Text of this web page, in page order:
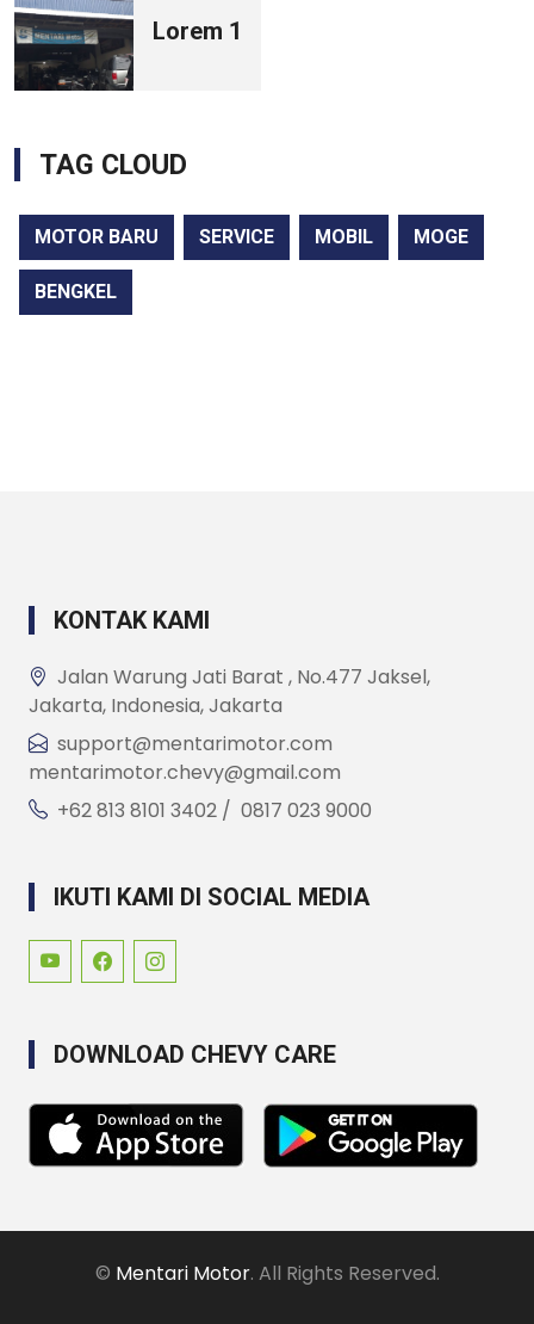
Lorem 1
TAG CLOUD
MOTOR BARU SERVICE MOBIL MOGE
BENGKEL
KONTAK KAMI
Jalan Warung Jati Barat , No.477 Jaksel,
Jakarta, Indonesia, Jakarta
support@mentarimotor.com
mentarimotor.chevy@gmail.com
+62 813 8101 3402 / 0817 023 9000
IKUTI KAMI DI SOCIAL MEDIA
DOWNLOAD CHEVY CARE
© Mentari Motor. All Rights Reserved.